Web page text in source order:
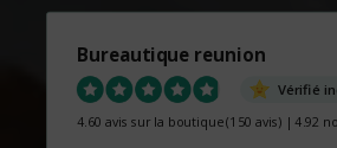
Bureautique reunion
Vérifié
4.60 avis sur la boutique(150 avis) |4.92